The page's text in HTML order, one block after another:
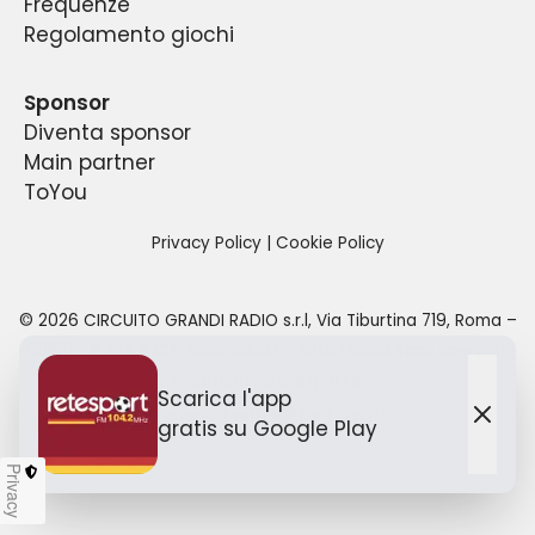
Regolamento giochi
Sponsor
Diventa sponsor
Main partner
ToYou
Privacy Policy| Cookie Policy
© 2026 CIRCUITO GRANDI RADIO s.r.l, Via Tiburtina 719, Roma –
00159- P. IVA e C.F.
Designed with by TO
Scarica l'app
gratis su Google Play
Privacy